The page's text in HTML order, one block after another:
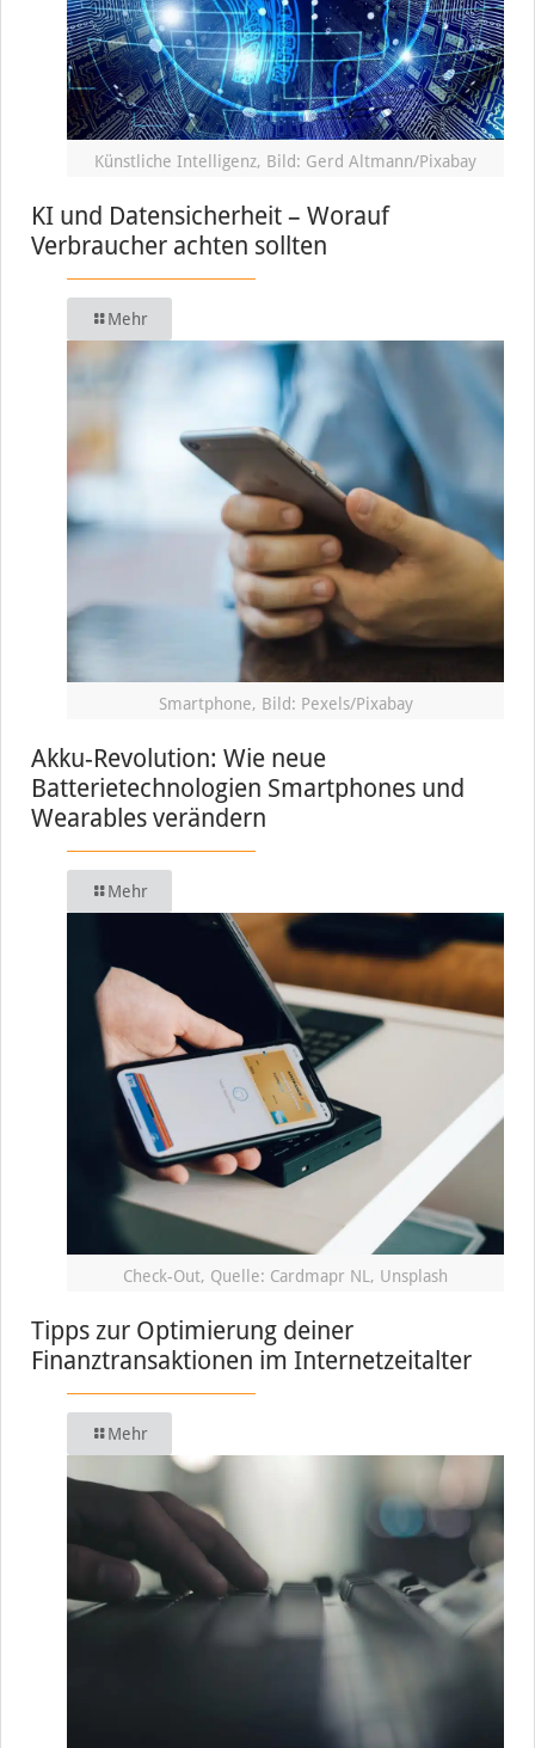
Künstliche Intelligenz, Bild: Gerd Altmann/Pixabay
KI und Datensicherheit – Worauf
Verbraucher achten sollten
Mehr
Smartphone, Bild: Pexels/Pixabay
Akku-Revolution: Wie neue
Batterietechnologien Smartphones und
Wearables verändern
Mehr
Check-Out, Quelle: Cardmapr NL, Unsplash
Tipps zur Optimierung deiner
Finanztransaktionen im Internetzeitalter
Mehr